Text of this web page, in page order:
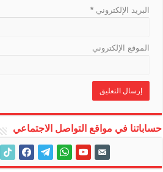
البريد الإلكتروني*
الموقع الإلكتروني
حساباتنا في مواقع التواصل الاجتماعي
email-
alt
youtube
whatsapp
telegram
facebook
tiktok